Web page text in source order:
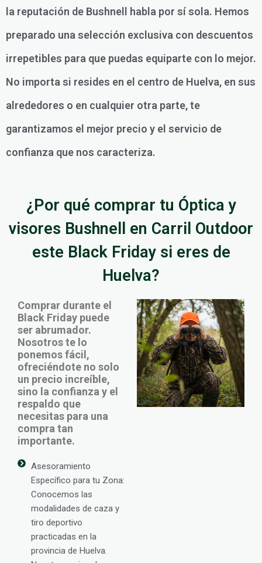
la reputación de Bushnell habla por sí sola. Hemos
preparado una selección exclusiva con descuentos
irrepetibles para que puedas equiparte con lo mejor.
No importa si resides en el centro de Huelva, en sus
alrededores o en cualquier otra parte, te
garantizamos el mejor precio y el servicio de
confianza que nos caracteriza.
¿Por qué comprar tu Óptica y
visores Bushnell en Carril Outdoor
este Black Friday si eres de
Huelva?
Comprar durante el
Black Friday puede
ser abrumador.
Nosotros te lo
ponemos fácil,
ofreciéndote no solo
un precio increíble,
sino la confianza y el
respaldo que
necesitas para una
compra tan
importante.
Asesoramiento
Específico para tu Zona:
Conocemos las
modalidades de caza y
tiro deportivo
practicadas en la
provincia de Huelva.